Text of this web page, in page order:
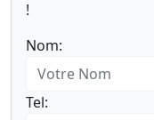
!
Nom:
Tel: